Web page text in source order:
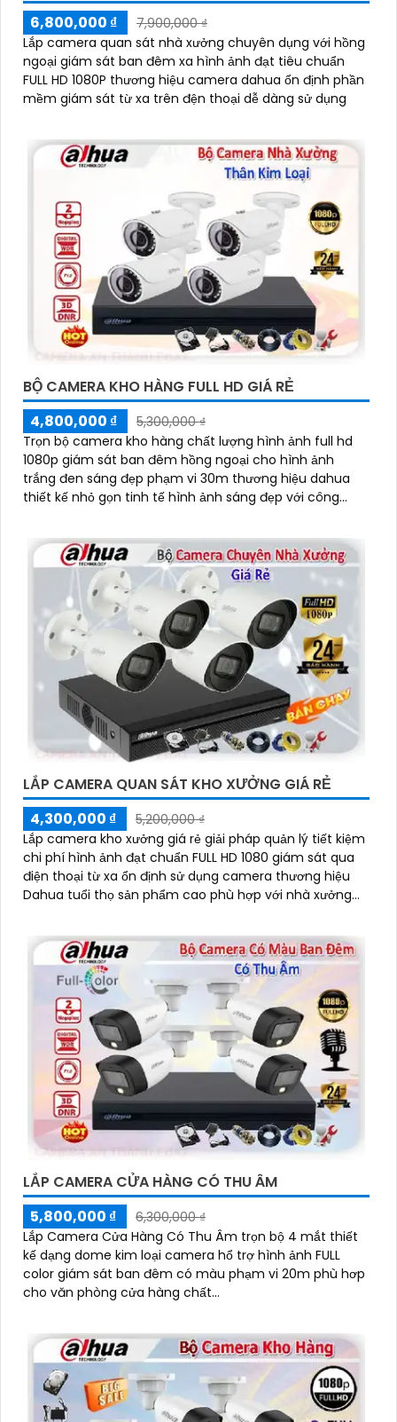
6,800,000 ₫
7,900,000 ₫
Lắp camera quan sát nhà xưởng chuyên dụng với hồng
ngoại giám sát ban đêm xa hình ảnh đạt tiêu chuẩn
FULL HD 1080P thương hiệu camera dahua ổn định phần
mềm giám sát từ xa trên đện thoại dễ dàng sử dụng
BỘ CAMERA KHO HÀNG FULL HD GIÁ RẺ
4,800,000 ₫
5,300,000 ₫
Trọn bộ camera kho hàng chất lượng hình ảnh full hd
1080p giám sát ban đêm hồng ngoại cho hình ảnh
trắng đen sáng đẹp phạm vi 30m thương hiệu dahua
thiết kế nhỏ gọn tinh tế hình ảnh sáng đẹp với công
LẮP CAMERA QUAN SÁT KHO XƯỞNG GIÁ RẺ
4,300,000 ₫
5,200,000 ₫
Lắp camera kho xưởng giá rẻ giải pháp quản lý tiết kiệm
chi phí hình ảnh đạt chuẩn FULL HD 1080 giám sát qua
điện thoại từ xa ổn định sử dụng camera thương hiệu
Dahua tuổi thọ sản phẩm cao phù hợp với nhà xưởng
LẮP CAMERA CỬA HÀNG CÓ THU ÂM
5,800,000 ₫
6,300,000 ₫
Lắp Camera Cửa Hàng Có Thu Âm trọn bộ 4 mắt thiết
kế dạng dome kim loại camera hổ trợ hình ảnh FULL
color giám sát ban đêm có màu phạm vi 20m phù hơp
cho văn phòng cửa hàng chất...